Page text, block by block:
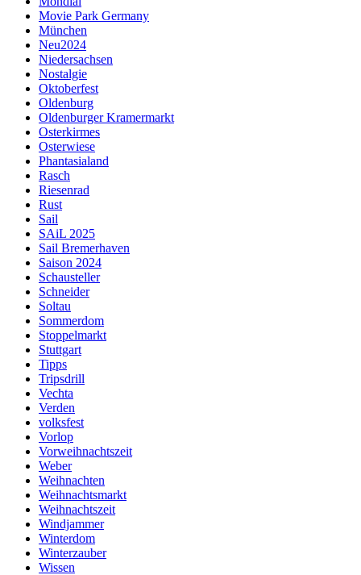
Movie Park Germany
München
Neu2024
Niedersachsen
Nostalgie
Oktoberfest
Oldenburg
Oldenburger Kramermarkt
Osterkirmes
Osterwiese
Phantasialand
Rasch
Riesenrad
Rust
Sail
SAiL 2025
Sail Bremerhaven
Saison 2024
Schausteller
Schneider
Soltau
Sommerdom
Stoppelmarkt
Stuttgart
Tipps
Tripsdrill
Vechta
Verden
volksfest
Vorlop
Vorweihnachtszeit
Weber
Weihnachten
Weihnachtsmarkt
Weihnachtszeit
Windjammer
Winterdom
Winterzauber
Wissen